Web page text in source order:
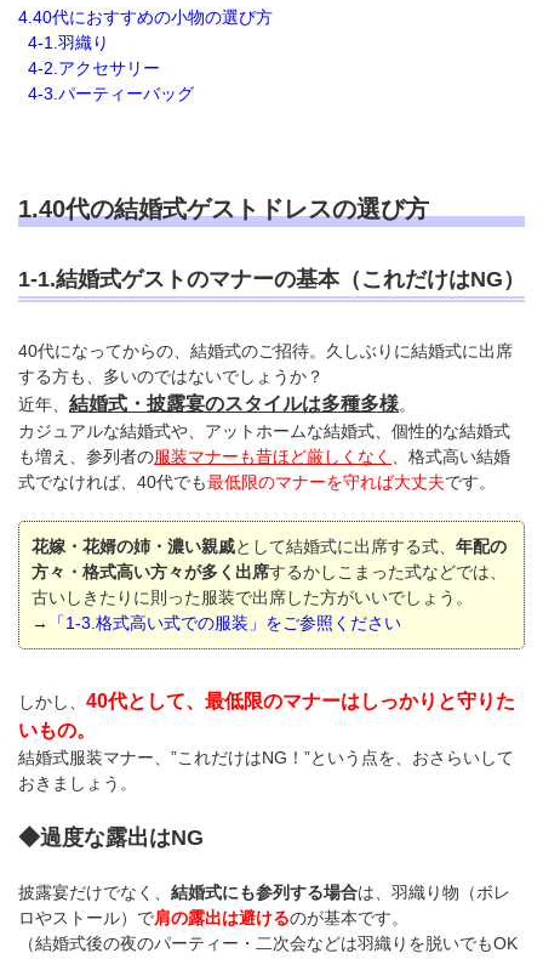
4.40代におすすめの小物の選び方
4-1.羽織り
4-2.アクセサリー
4-3.パーティーバッグ
1.40代の結婚式ゲストドレスの選び方
1-1.結婚式ゲストのマナーの基本（これだけはNG）
40代になってからの、結婚式のご招待。久しぶりに結婚式に出席
する方も、多いのではないでしょうか？
近年、 結婚式・披露宴のスタイルは多種多様。
カジュアルな結婚式や、アットホームな結婚式、個性的な結婚式
も増え、参列者の服装マナーも昔ほど厳しくなく
、格式高い結婚
式でなければ、40代でも最低限のマナーを守れば大丈夫です。
花嫁・花婿の姉・濃い親戚として結婚式に出席する式、 年配の
方々・格式高い方々が多く出席するかしこまった式などでは、
古いしきたりに則った服装で出席した方がいいでしょう。
→「1-3.格式高い式での服装」 をご参照ください
しかし、 40代として、最低限のマナーはしっかりと守りた
いもの。
結婚式服装マナー、”これだけはNG！”という点を、おさらいして
おきましょう。
◆過度な露出はNG
披露宴だけでなく、 結婚式にも参列する場合は、羽織り物（ボレ
ロやストール）で肩の露出は避けるのが基本です。
（結婚式後の夜のパーティー・二次会などは羽織りを脱いでもOK